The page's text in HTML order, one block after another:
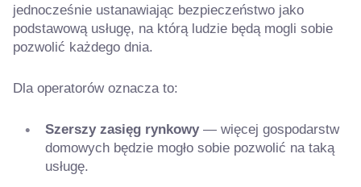
jednocześnie ustanawiając bezpieczeństwo jako
podstawową usługę, na którą ludzie będą mogli sobie
pozwolić każdego dnia.
Dla operatorów oznacza to:
Szerszy zasięg rynkowy— więcej gospodarstw
domowych będzie mogło sobie pozwolić na taką
usługę.